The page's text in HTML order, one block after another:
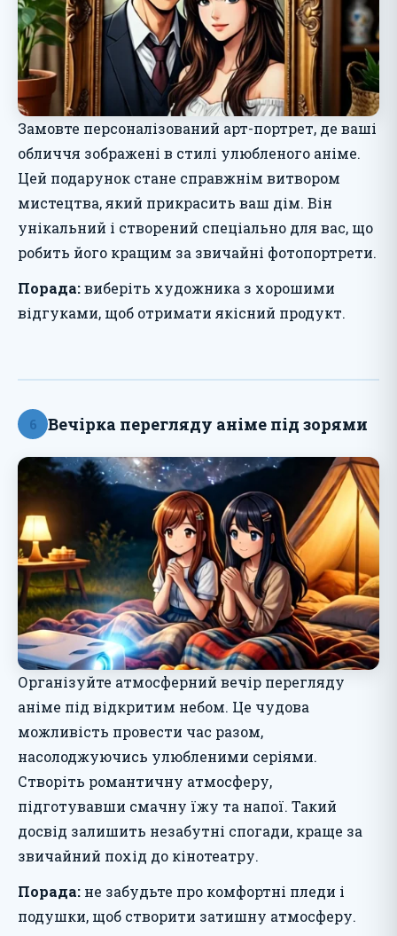
Замовте персоналізований арт-портрет, де ваші
обличчя зображені в стилі улюбленого аніме.
Цей подарунок стане справжнім витвором
мистецтва, який прикрасить ваш дім. Він
унікальний і створений спеціально для вас, що
робить його кращим за звичайні фотопортрети.
Порада:виберіть художника з хорошими
відгуками, щоб отримати якісний продукт.
6 Вечірка перегляду аніме під зорями
Організуйте атмосферний вечір перегляду
аніме під відкритим небом. Це чудова
можливість провести час разом,
насолоджуючись улюбленими серіями.
Створіть романтичну атмосферу,
підготувавши смачну їжу та напої. Такий
досвід залишить незабутні спогади, краще за
звичайний похід до кінотеатру.
Порада: не забудьте про комфортні пледи і
подушки, щоб створити затишну атмосферу.